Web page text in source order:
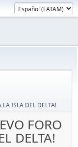
LA ISLA DEL DELTA!
FORO
DELTA!